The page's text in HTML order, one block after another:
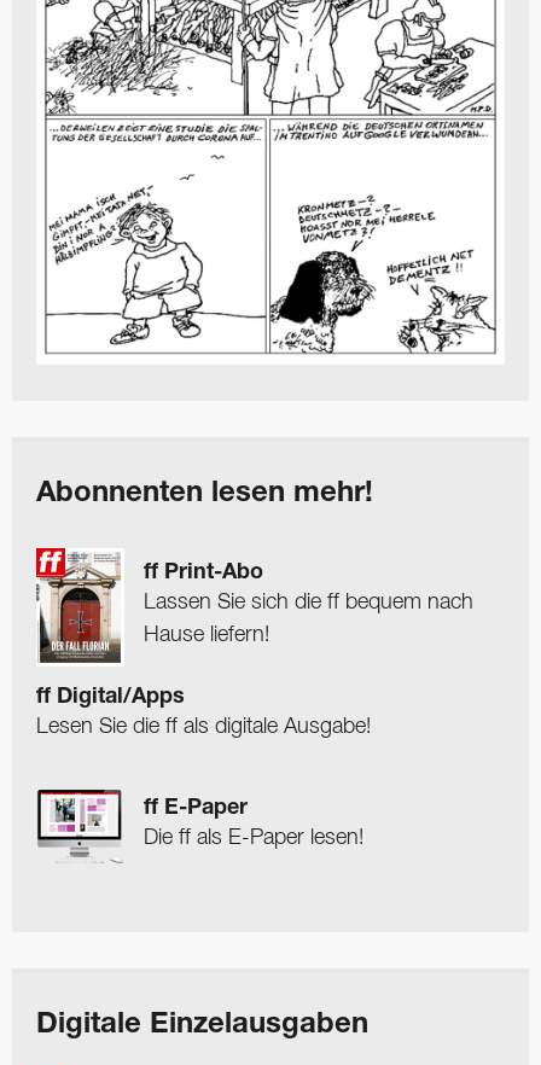
Abonnenten lesen mehr!
ff Print-Abo
Lassen Sie sich die ff bequem nach
Hause liefern!
ff Digital/Apps
Lesen Sie die ff als digitale Ausgabe!
ff E-Paper
Die ff als E-Paper lesen!
Digitale Einzelausgaben